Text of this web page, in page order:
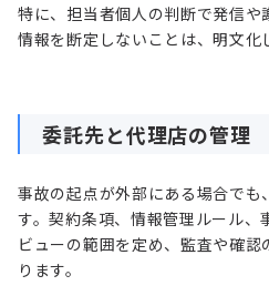
特に、担当者個人の判断で発信
情報を断定しないことは、明文化
委託先と代理店の管理
事故の起点が外部にある場合でも
す。契約条項、情報管理ルール、
ビューの範囲を定め、監査や確
ります。